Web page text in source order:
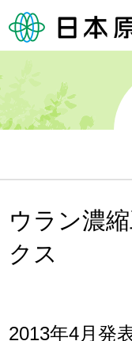
ウラン濃
クス
2013年4月発